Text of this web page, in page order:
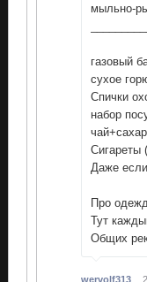
мыльно-
газовый
сухое
Спички
набор
Сигареты
Даже
Про
Тут
Общих
wervolf313